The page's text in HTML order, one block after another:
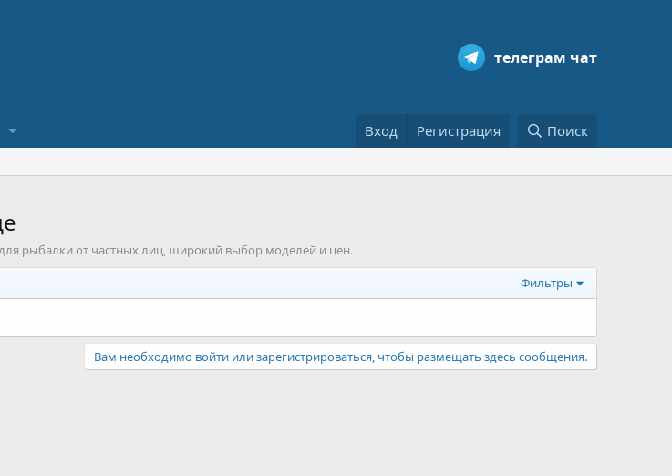
телеграм чат
Вход Регистрация Поиск
рыбалки от частных лиц, широкий выбор моделей и цен.
Фильтры
Вам необходимо войти или зарегистрироваться, чтобы размещать здесь сообщения.